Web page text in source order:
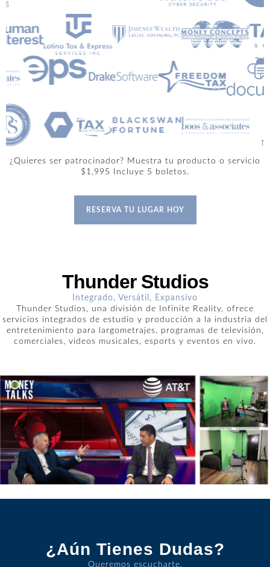
¿Quieres ser patrocinador? Muestra tu producto o servicio
$1,995 Incluye 5 boletos.
RESERVA TU LUGAR HOY
Thunder Studios
Integrado, Versátil, Expansivo
Thunder Studios, una división de Infinite Reality, ofrece
servicios integrados de estudio y producción a la industria del
entretenimiento para largometrajes, programas de televisión,
comerciales, videos musicales, esports y eventos en vivo.
¿Aún Tienes Dudas?
Queremos escucharte.